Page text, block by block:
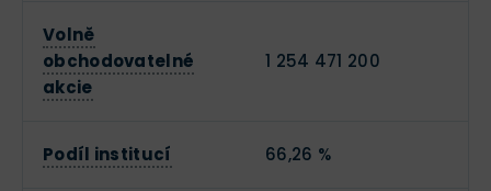
Volně
obchodovatelné
akcie
1 254 471 200
Podíl institucí 66,26 %